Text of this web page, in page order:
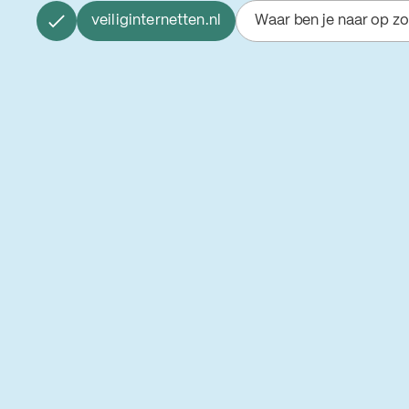
veiliginternetten.nl Waar ben je naar op